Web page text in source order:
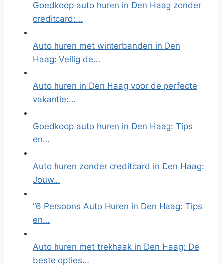
Goedkoop auto huren in Den Haag zonder
creditcard:…
Auto huren met winterbanden in Den
Haag: Veilig de…
Auto huren in Den Haag voor de perfecte
vakantie:…
Goedkoop auto huren in Den Haag: Tips
en…
Auto huren zonder creditcard in Den Haag:
Jouw…
“6 Persoons Auto Huren in Den Haag: Tips
en…
Auto huren met trekhaak in Den Haag: De
beste opties…